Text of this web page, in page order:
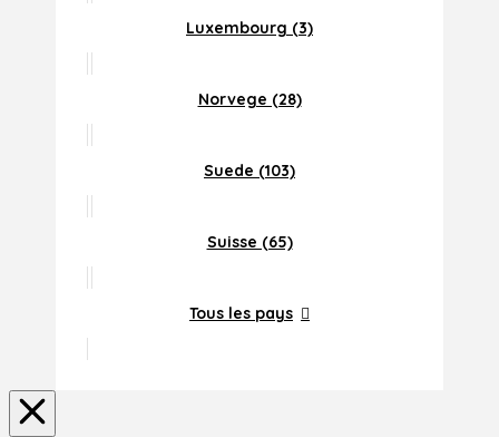
Luxembourg (3)
Norvege (28)
Suede (103)
Suisse (65)
Tous les pays